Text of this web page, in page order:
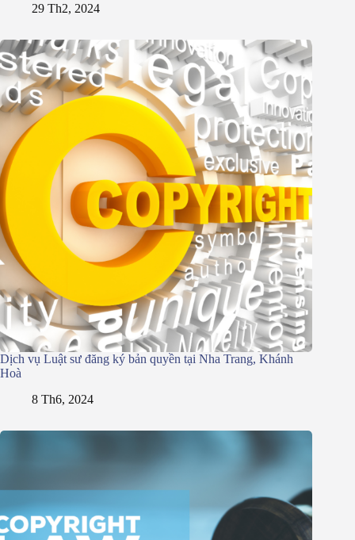
29 Th2, 2024
Dịch vụ Luật sư đăng ký bản quyền tại Nha Trang, Khánh
Hoà
8 Th6, 2024